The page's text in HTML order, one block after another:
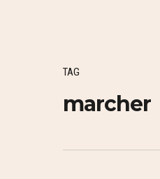
TAG
marcher